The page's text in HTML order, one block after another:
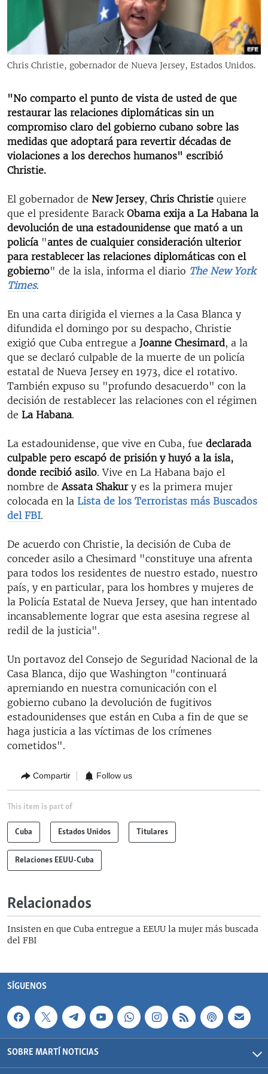
RADIO MARTÍ
ESPECIALES
ESPECIALES
SER VIEJO EN CUBA
KENTU-CUBANO
LOS SANTOS DE HIALEAH
DESINFORMACIÓN RUSA EN AMÉRICA LATINA
MULTIMEDIA
SÍGUENOS
Chris Christie, gobernador de Nueva Jersey, Estados Unidos.
"No comparto el punto de vista de usted de que
restaurar las relaciones diplomáticas sin un
compromiso claro del gobierno cubano sobre las
medidas que adoptará para revertir décadas de
violaciones a los derechos humanos" escribió
Christie.
El gobernador de New Jersey, Chris Christie quiere
que el presidente Barack Obama exija a La Habana la
devolución de una estadounidense que mató a un
policía "antes de cualquier consideración ulterior
para restablecer las relaciones diplomáticas con el
gobierno" de la isla, informa el diario The New York
Times.
En una carta dirigida el viernes a la Casa Blanca y
difundida el domingo por su despacho, Christie
exigió que Cuba entregue a Joanne Chesimard, a la
que se declaró culpable de la muerte de un policía
estatal de Nueva Jersey en 1973, dice el rotativo.
También expuso su "profundo desacuerdo" con la
decisión de restablecer las relaciones con el régimen
de La Habana.
La estadounidense, que vive en Cuba, fue declarada
culpable pero escapó de prisión y huyó a la isla,
donde recibió asilo. Vive en La Habana bajo el
nombre de Assata Shakury es la primera mujer
colocada en la Lista de los Terroristas más Buscados
del FBI.
De acuerdo con Christie, la decisión de Cuba de
conceder asilo a Chesimard "constituye una afrenta
para todos los residentes de nuestro estado, nuestro
país, y en particular, para los hombres y mujeres de
la Policía Estatal de Nueva Jersey, que han intentado
incansablemente lograr que esta asesina regrese al
redil de la justicia".
Un portavoz del Consejo de Seguridad Nacional de la
Casa Blanca, dijo que Washington "continuará
apremiando en nuestra comunicación con el
gobierno cubano la devolución de fugitivos
estadounidenses que están en Cuba a fin de que se
haga justicia a las víctimas de los crímenes
cometidos".
Compartir Follow us
This item is part of
Cuba Estados Unidos Titulares
Relaciones EEUU-Cuba
Relacionados
Insisten en que Cuba entregue a EEUU la mujer más buscada
del FBI
SÍGUENOS
SOBRE MARTÍ NOTICIAS